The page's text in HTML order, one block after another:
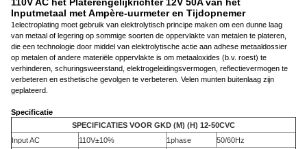
Inputmetaal met Ampère-uurmeter en Tijdopnemer
1electroplating moet gebruik van elektrolytisch principe maken om een dunne laag
van metaal of legering op sommige soorten de oppervlakte van metalen te plateren,
die een technologie door middel van elektrolytische actie aan adhese metaaldossier
op metalen of andere materiële oppervlakte is om metaaloxides (b.v. roest) te
verhinderen, schuringsweerstand, elektrogeleidingsvermogen, reflectievermogen te
verbeteren en esthetische gevolgen te verbeteren. Velen munten buitenlaag zijn
geplateerd.
Specificatie
SPECIFICATIES VOOR GKD (M) (H) 12-50CVC
Input AC
110V±10% 1phase 50/60Hz